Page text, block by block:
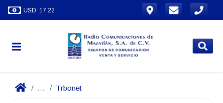
USD: 17.22
... Trbonet